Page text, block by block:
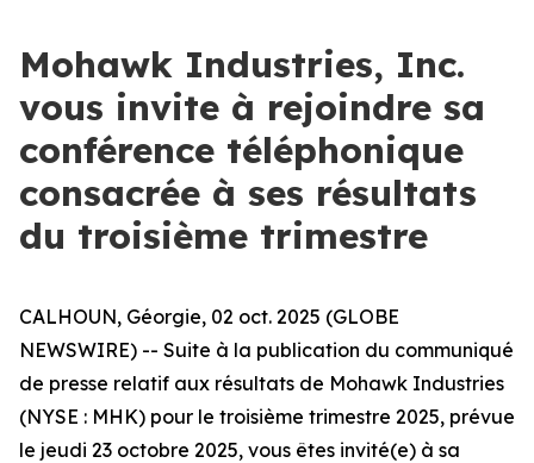
Mohawk Industries, Inc.
vous invite à rejoindre sa
conférence téléphonique
consacrée à ses résultats
du troisième trimestre
CALHOUN, Géorgie, 02 oct. 2025 (GLOBE
NEWSWIRE) -- Suite à la publication du communiqué
de presse relatif aux résultats de Mohawk Industries
(NYSE : MHK) pour le troisième trimestre 2025, prévue
le jeudi 23 octobre 2025, vous êtes invité(e) à sa